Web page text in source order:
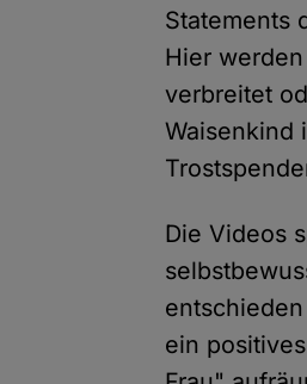
Statements
Hier
verbreitet
Waisenkind
Die Videos
ein